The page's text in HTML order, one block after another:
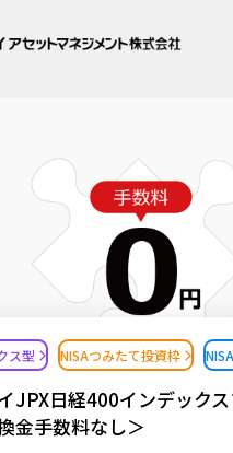
ド情報
一覧
比較
ダー
ット情報
ト情報TOP
ト指数
「十字路」
成ポータル
ポータルTOP
成サービス
ナビリティ
ビリティTOP
イアセットについて
JPX日経400インデック
金手数料なし＞
ス型 NISAつみたて投資枠